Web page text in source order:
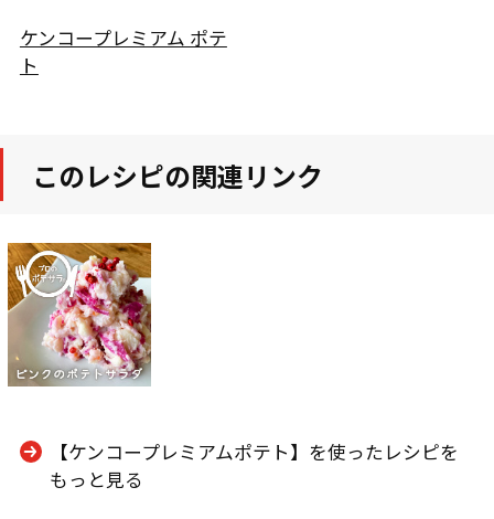
ケンコープレミアム ポテ
ト
このレシピの関連リンク
【ケンコープレミアムポテト】を使ったレシピを
もっと見る